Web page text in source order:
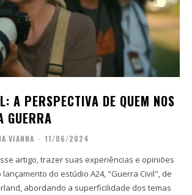
A PERSPECTIVA DE QUEM NOS
GUERRA
VIANNA - 11/06/2024
artigo, trazer suas experiências e opiniões
do estúdio A24, "Guerra Civil", de
abordando a superficilidade dos temas